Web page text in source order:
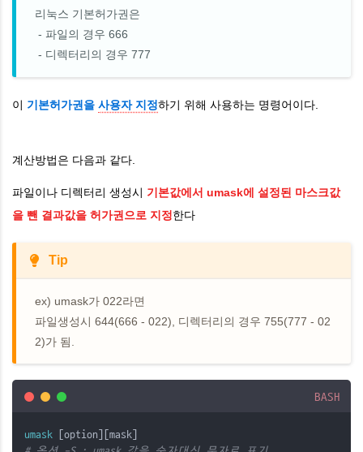
리눅스 기본허가권은
- 파일의 경우 666
- 디렉터리의 경우 777
이 기본허가권을 사용자 지정하기 위해 사용하는 명령어이다.
계산방법은 다음과 같다.
파일이나 디렉터리 생성시 기본값에서 umask에 설정된 마스크값
을 뺀 결과값을 허가권으로 지정한다
Tip
ex) umask가 022라면
파일생성시 644(666 - 022), 디렉터리의 경우 755(777 - 02
2)가 됨.
BASH
umask [option][mask]